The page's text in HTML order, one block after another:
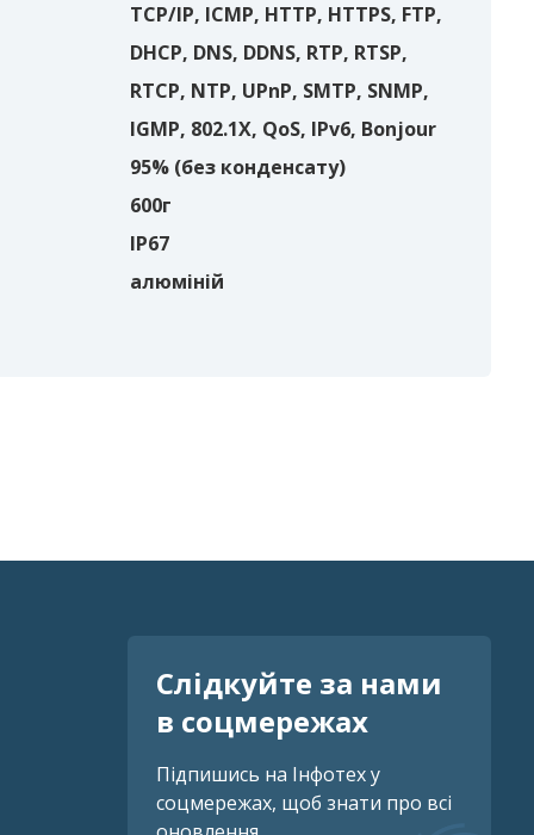
TCP/IP, ICMP, HTTP, HTTPS, FTP,
DHCP, DNS, DDNS, RTP, RTSP,
RTCP, NTP, UPnP, SMTP, SNMP,
IGMP, 802.1X, QoS, IPv6, Bonjour
95% (без конденсату)
600г
IP67
алюміній
Слідкуйте за нами
в соцмережах
Підпишись на Інфотех у
соцмережах, щоб знати про всі